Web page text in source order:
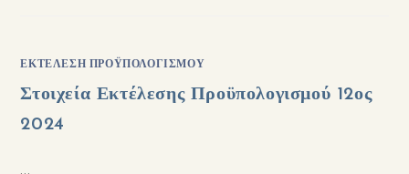
ΕΚΤΈΛΕΣΗ ΠΡΟΫΠΟΛΟΓΙΣΜΟΎ
Στοιχεία Εκτέλεσης Προϋπολογισμού 12ος
2024
…